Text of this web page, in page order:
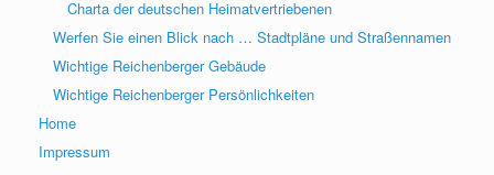
Charta der deutschen Heimatvertriebenen
Werfen Sie einen Blick nach … Stadtpläne und Straßennamen
Wichtige Reichenberger Gebäude
Wichtige Reichenberger Persönlichkeiten
Home
Impressum